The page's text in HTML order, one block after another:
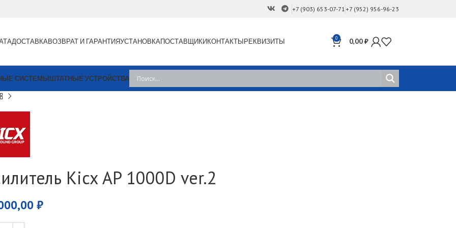
+7 (903) 653-07-71 +7 (952) 956-96-23
ДОСТАВКАВОЗВРАТ И ГАРАНТИЯУСТАНОВКАПОСТАВЩИКИКОНТАКТЫРЕКВИЗИТЫ 0 0,00₽
СИСТЕМЫШТАТНЫЕ УСТРОЙСТВА
Kicx AP 1000D ver.2
₽